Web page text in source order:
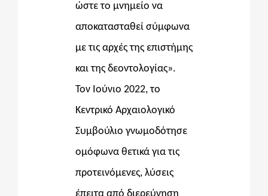
ώστε το μνημείο να
αποκατασταθεί σύμφωνα
με τις αρχές της επιστήμης
και της δεοντολογίας».
Τον Ιούνιο 2022, το
Κεντρικό Αρχαιολογικό
Συμβούλιο γνωμοδότησε
ομόφωνα θετικά για τις
προτεινόμενες, λύσεις